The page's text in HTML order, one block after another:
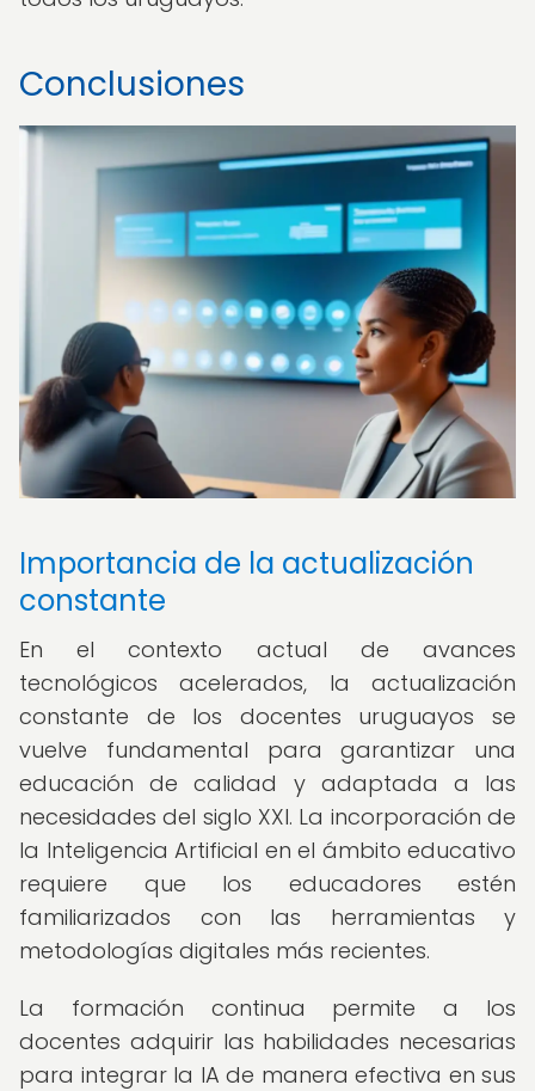
Conclusiones
Importancia de la actualización
constante
En el contexto actual de avances
tecnológicos acelerados, la actualización
constante de los docentes uruguayos se
vuelve fundamental para garantizar una
educación de calidad y adaptada a las
necesidades del siglo XXI. La incorporación de
la Inteligencia Artificial en el ámbito educativo
requiere que los educadores estén
familiarizados con las herramientas y
metodologías digitales más recientes.
La formación continua permite a los
docentes adquirir las habilidades necesarias
para integrar la IA de manera efectiva en sus